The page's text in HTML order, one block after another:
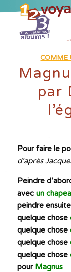
COMME
par
Pour faire le
d’après
Peindre
avec un
peindre ensuite
quelque chose
quelque chose
quelque chose
quelque chose
pour Magnus